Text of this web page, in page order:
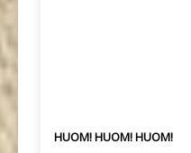
HUOM! HUOM! HUOM!